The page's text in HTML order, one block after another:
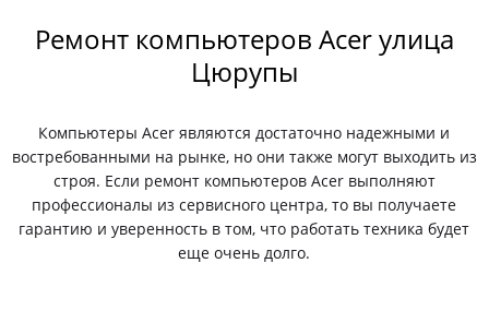
Ремонт компьютеров Acer улица
Цюрупы
Компьютеры Acer являются достаточно надежными и
востребованными на рынке, но они также могут выходить из
строя. Если ремонт компьютеров Acer выполняют
профессионалы из сервисного центра, то вы получаете
гарантию и уверенность в том, что работать техника будет
еще очень долго.